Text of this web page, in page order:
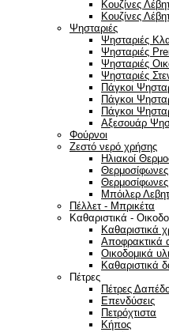
Κουζίνες
Κουζίνες
Ψησταριές
Ψησταριές
Ψησταριές
Ψησταριές
Ψησταριές
Πάγκοι
Πάγκοι
Πάγκοι
Αξεσουάρ
Φούρνοι
Ζεστό νερό χρήσης
Ηλιακοί
Μπόιλερ
Πέλλετ - Μπρικέτα
Καθαριστικά -
Καθαριστικά
Αποφρακτικά
Οικοδομικά
Καθαριστικά
Πέτρες
Πέτρες
Επενδύσεις
Πετρόχτιστα
Κήπος